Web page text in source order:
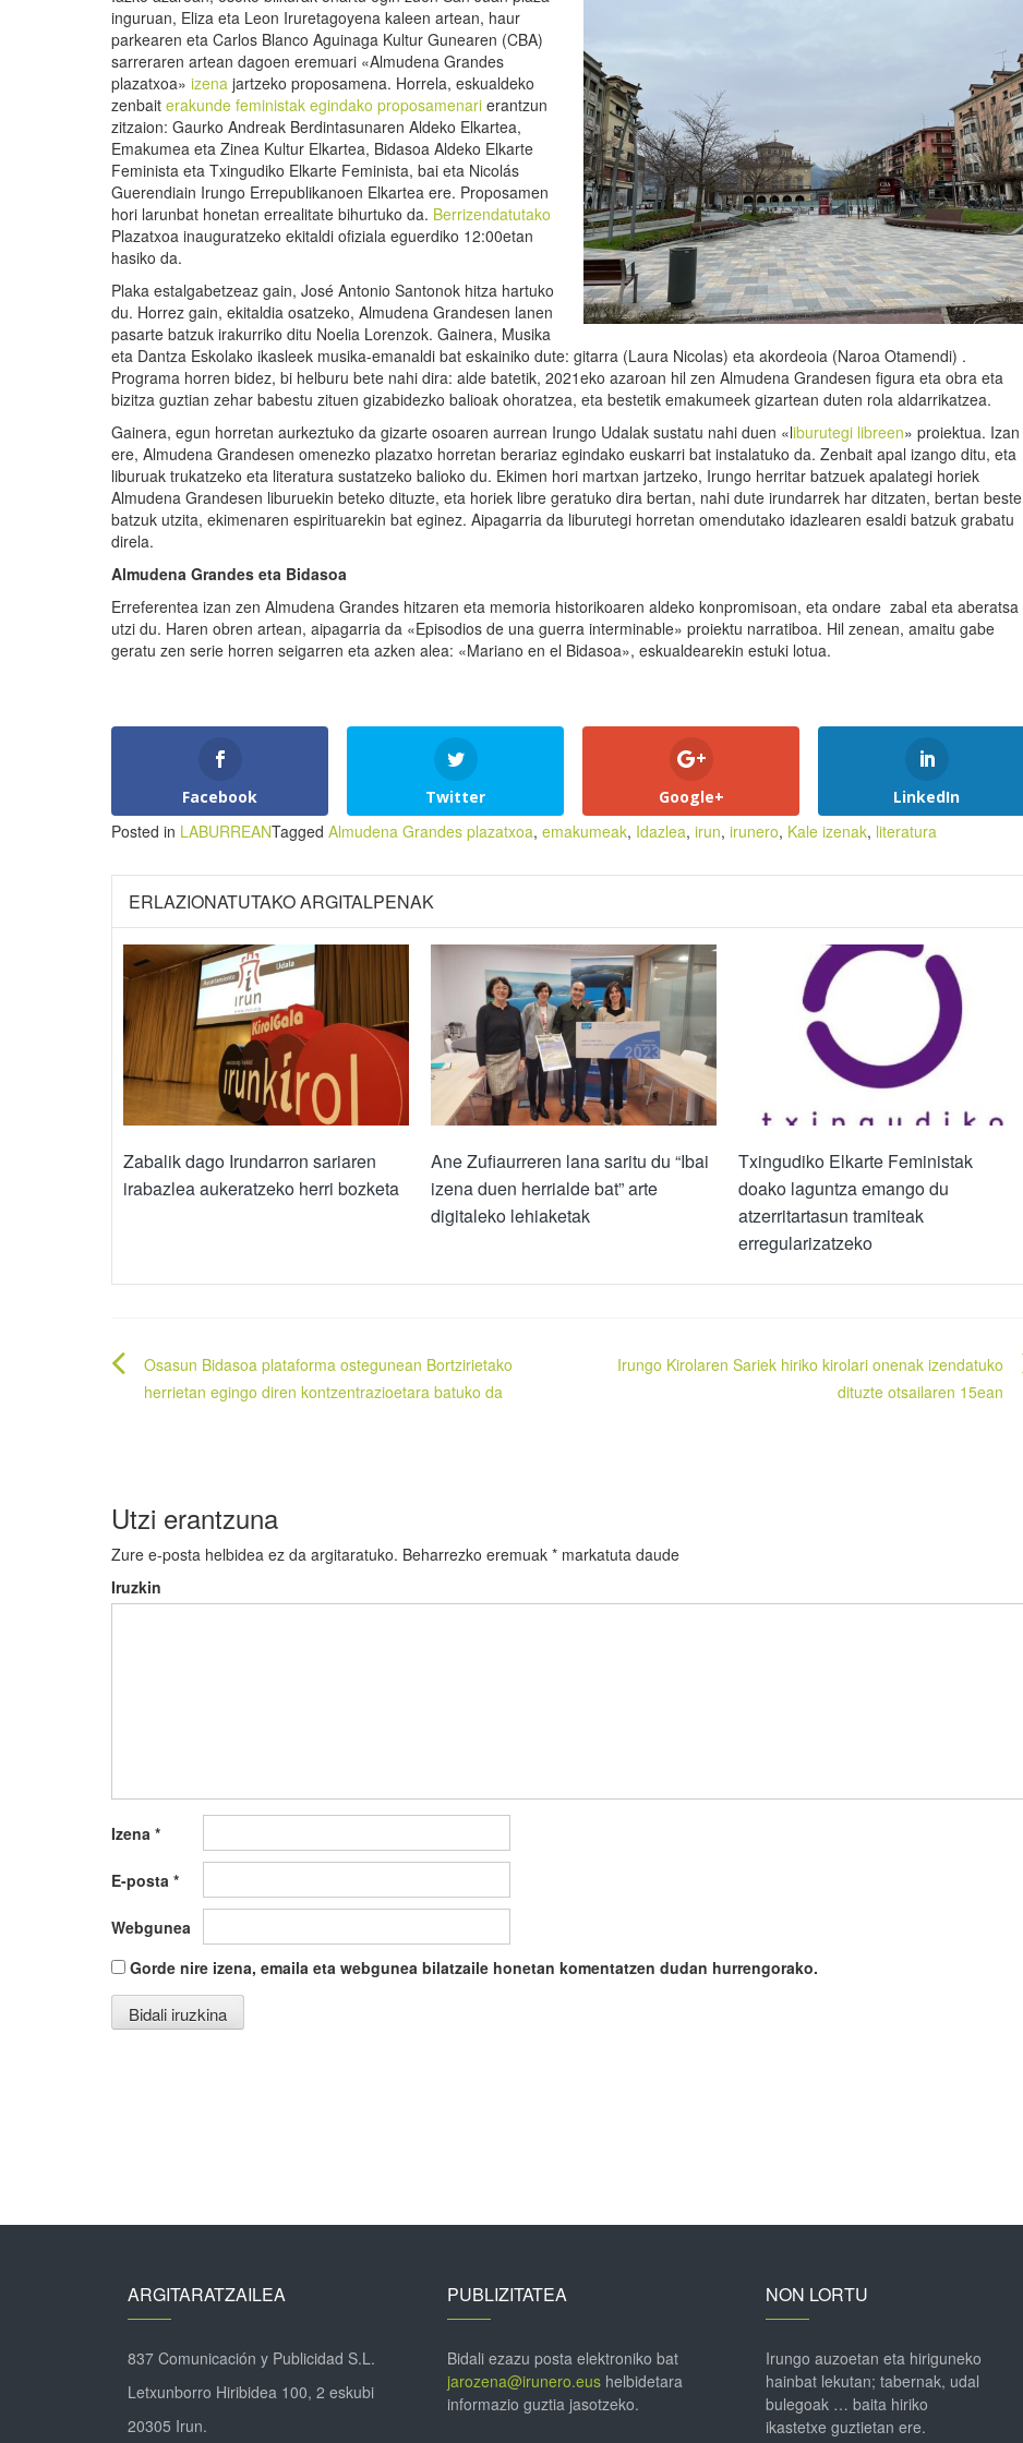
inguruan, Eliza eta Leon Iruretagoyena kaleen artean, haur
parkearen eta Carlos Blanco Aguinaga Kultur Gunearen (CBA)
sarreraren artean dagoen eremuari «Almudena Grandes
plazatxoa» izena jartzeko proposamena. Horrela, eskualdeko
zenbait erakunde feministak egindako proposamenari erantzun
zitzaion: Gaurko Andreak Berdintasunaren Aldeko Elkartea,
Emakumea eta Zinea Kultur Elkartea, Bidasoa Aldeko Elkarte
Feminista eta Txingudiko Elkarte Feminista, bai eta Nicolás
Guerendiain Irungo Errepublikanoen Elkartea ere. Proposamen
hori larunbat honetan errealitate bihurtuko da. Berrizendatutako
Plazatxoa inauguratzeko ekitaldi ofiziala eguerdiko 12:00etan
hasiko da.
Plaka estalgabetzeaz gain, José Antonio Santonok hitza hartuko
du. Horrez gain, ekitaldia osatzeko, Almudena Grandesen lanen
pasarte batzuk irakurriko ditu Noelia Lorenzok. Gainera, Musika
eta Dantza Eskolako ikasleek musika-emanaldi bat eskainiko dute: gitarra (Laura Nicolas) eta akordeoia (Naroa Otamendi) .
Programa horren bidez, bi helburu bete nahi dira: alde batetik, 2021eko azaroan hil zen Almudena Grandesen figura eta obra eta
bizitza guztian zehar babestu zituen gizabidezko balioak ohoratzea, eta bestetik emakumeek gizartean duten rola aldarrikatzea.
Gainera, egun horretan aurkeztuko da gizarte osoaren aurrean Irungo Udalak sustatu nahi duen «liburutegi libreen» proiektua. Izan
ere, Almudena Grandesen omenezko plazatxo horretan berariaz egindako euskarri bat instalatuko da. Zenbait apal izango ditu, eta
liburuak trukatzeko eta literatura sustatzeko balioko du. Ekimen hori martxan jartzeko, Irungo herritar batzuek apalategi horiek
Almudena Grandesen liburuekin beteko dituzte, eta horiek libre geratuko dira bertan, nahi dute irundarrek har ditzaten, bertan beste
batzuk utzita, ekimenaren espirituarekin bat eginez. Aipagarria da liburutegi horretan omendutako idazlearen esaldi batzuk grabatu
direla.
Almudena Grandes eta Bidasoa
Erreferentea izan zen Almudena Grandes hitzaren eta memoria historikoaren aldeko konpromisoan, eta ondare zabal eta aberatsa
utzi du. Haren obren artean, aipagarria da «Episodios de una guerra interminable» proiektu narratiboa. Hil zenean, amaitu gabe
geratu zen serie horren seigarren eta azken alea: «Mariano en el Bidasoa», eskualdearekin estuki lotua.
Facebook Twitter Google+ LinkedIn
Posted in LABURREANTagged Almudena Grandes plazatxoa, emakumeak, Idazlea, irun, irunero, Kale izenak, literatura
ERLAZIONATUTAKO ARGITALPENAK
Zabalik dago Irundarron sariaren
irabazlea aukeratzeko herri bozketa
Ane Zufiaurreren lana saritu du “Ibai
izena duen herrialde bat” arte
digitaleko lehiaketak
Txingudiko Elkarte Feministak
doako laguntza emango du
atzerritartasun tramiteak
erregularizatzeko
Bidalketetan
zehar
Osasun Bidasoa plataforma ostegunean Bortzirietako
herrietan egingo diren kontzentrazioetara batuko da
Irungo Kirolaren Sariek hiriko kirolari onenak izendatuko
dituzte otsailaren 15ean
Utzi erantzuna
Zure e-posta helbidea ez da argitaratuko. Beharrezko eremuak * markatuta daude
Iruzkin
Izena *
E-posta *
Webgunea
Gorde nire izena, emaila eta webgunea bilatzaile honetan komentatzen dudan hurrengorako.
ARGITARATZAILEA
837 Comunicación y Publicidad S.L.
Letxunborro Hiribidea 100, 2 eskubi
20305 Irun.
PUBLIZITATEA
Bidali ezazu posta elektroniko bat
jarozena@irunero.eushelbidetara
informazio guztia jasotzeko.
NON LORTU
Irungo auzoetan eta hiriguneko
hainbat lekutan; tabernak, udal
bulegoak … baita hiriko
ikastetxe guztietan ere.